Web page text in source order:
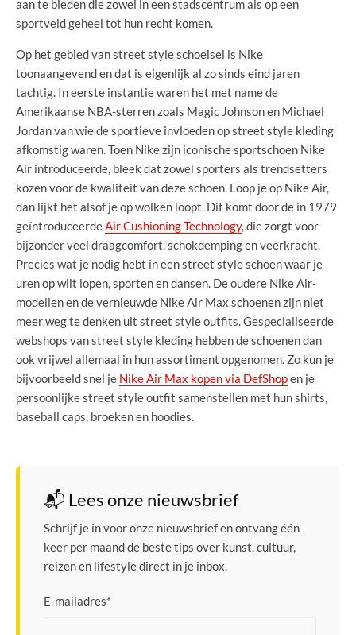
aan te bieden die zowel in een stadscentrum als op een
sportveld geheel tot hun recht komen.
Op het gebied van street style schoeisel is Nike
toonaangevend en dat is eigenlijk al zo sinds eind jaren
tachtig. In eerste instantie waren het met name de
Amerikaanse NBA-sterren zoals Magic Johnson en Michael
Jordan van wie de sportieve invloeden op street style kleding
afkomstig waren. Toen Nike zijn iconische sportschoen Nike
Air introduceerde, bleek dat zowel sporters als trendsetters
kozen voor de kwaliteit van deze schoen. Loop je op Nike Air,
dan lijkt het alsof je op wolken loopt. Dit komt door de in 1979
geïntroduceerdeAir Cushioning Technology, die zorgt voor
bijzonder veel draagcomfort, schokdemping en veerkracht.
Precies wat je nodig hebt in een street style schoen waar je
uren op wilt lopen, sporten en dansen. De oudere Nike Air-
modellen en de vernieuwde Nike Air Max schoenen zijn niet
meer weg te denken uit street style outfits. Gespecialiseerde
webshops van street style kleding hebben de schoenen dan
ook vrijwel allemaal in hun assortiment opgenomen. Zo kun je
bijvoorbeeld snel je Nike Air Max kopen via DefShopen je
persoonlijke street style outfit samenstellen met hun shirts,
baseball caps, broeken en hoodies.
📬 Lees onze nieuwsbrief
Schrijf je in voor onze nieuwsbrief en ontvang één
keer per maand de beste tips over kunst, cultuur,
reizen en lifestyle direct in je inbox.
E-mailadres*